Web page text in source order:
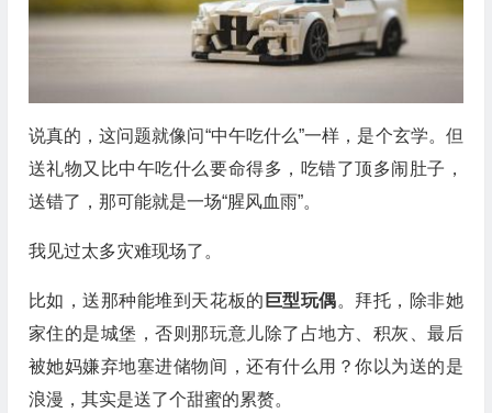
说真的，这问题就像问“中午吃什么”一样，是个玄学。但
送礼物又比中午吃什么要命得多，吃错了顶多闹肚子，
送错了，那可能就是一场“腥风血雨”。
我见过太多灾难现场了。
比如，送那种能堆到天花板的 巨型玩偶。拜托，除非她
家住的是城堡，否则那玩意儿除了占地方、积灰、最后
被她妈嫌弃地塞进储物间，还有什么用？你以为送的是
浪漫，其实是送了个甜蜜的累赘。